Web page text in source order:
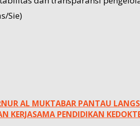
Sie)
AL MUKTABAR PANTAU
PENDIDIKAN